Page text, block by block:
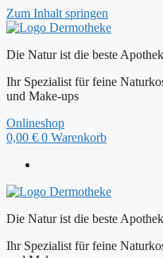
Zum Inhalt springen
Die Natur ist die beste
Ihr Spezialist für feine
und Make-ups
Onlineshop
0,00 € 0 Warenkorb
Die Natur ist die beste
Ihr Spezialist für feine